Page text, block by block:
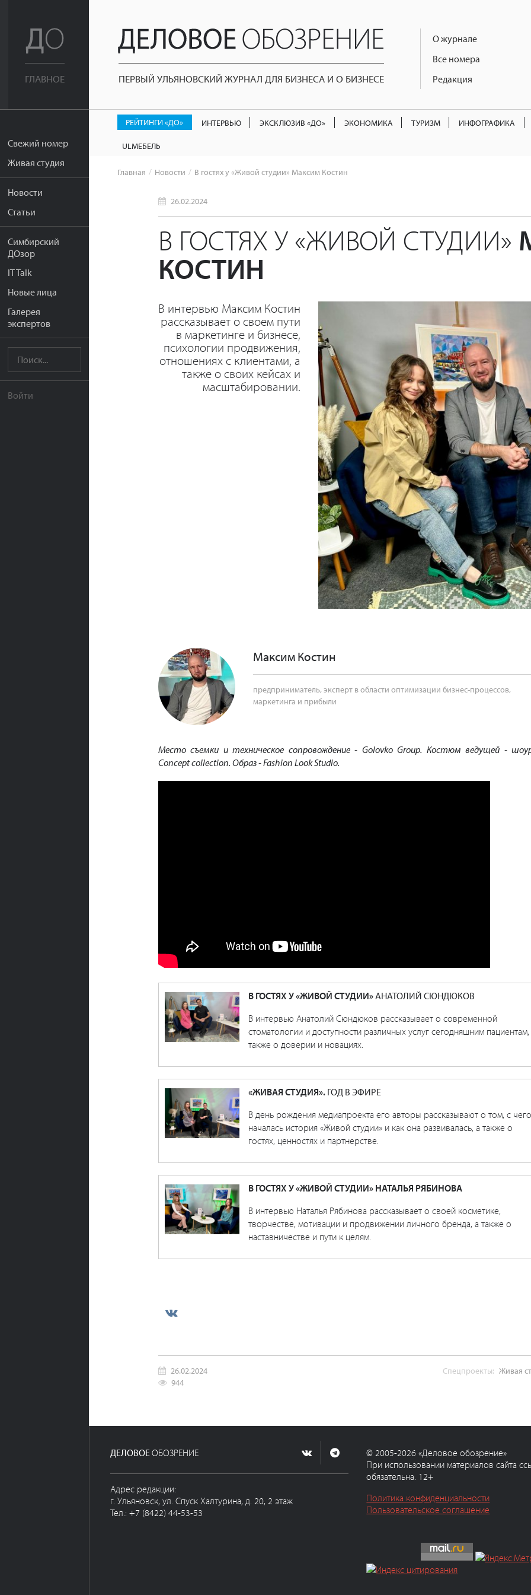
ГЛАВНОЕ
Свежий номер
Живая студия
Новости
Статьи
Симбирский
ДОзор
IT Talk
Новые лица
Галерея
экспертов
Войти
ПЕРВЫЙ УЛЬЯНОВСКИЙ ЖУРНАЛ ДЛЯ БИЗНЕСА И О БИЗНЕСЕ
О журнале
Все номера
Редакция
РЕЙТИНГИ «ДО» ИНТЕРВЬЮ ЭКСКЛЮЗИВ «ДО» ЭКОНОМИКА ТУРИЗМ ИНФОГРАФИКА
ULМЕБЕЛЬ
Главная Новости В гостях у «Живой студии» Максим Костин
26.02.2024
В ГОСТЯХ У «ЖИВОЙ СТУДИИ»
КОСТИН
В интервью Максим Костин
рассказывает о своем пути
в маркетинге и бизнесе,
психологии продвижения,
отношениях с клиентами, а
также о своих кейсах и
масштабировании.
Максим Костин
предприниматель, эксперт в области оптимизации бизнес-процессов,
маркетинга и прибыли
Место съемки и техническое сопровождение - Golovko Group. Костюм ведущей -
Concept collection. Образ - Fashion Look Studio.
В ГОСТЯХ У «ЖИВОЙ СТУДИИ»АНАТОЛИЙ СЮНДЮКОВ
В интервью Анатолий Сюндюков рассказывает о современной
стоматологии и доступности различных услуг сегодняшним пациентам,
также о доверии и новациях.
«ЖИВАЯ СТУДИЯ».ГОД В ЭФИРЕ
В день рождения медиапроекта его авторы рассказывают о том, с чего
началась история «Живой студии» и как она развивалась, а также о
гостях, ценностях и партнерстве.
В ГОСТЯХ У «ЖИВОЙ СТУДИИ» НАТАЛЬЯ РЯБИНОВА
В интервью Наталья Рябинова рассказывает о своей косметике,
творчестве, мотивации и продвижении личного бренда, а также о
наставничестве и пути к целям.
26.02.2024
944
Спецпроекты: Живая
ДЕЛОВОЕОБОЗРЕНИЕ
Адрес редакции:
г. Ульяновск, ул. Спуск Халтурина, д. 20, 2 этаж
Тел.: +7 (8422) 44-53-53
© 2005-2026 «Деловое обозрение»
При использовании материалов сайта
обязательна. 12+
Политика конфиденциальности
Пользовательское соглашение